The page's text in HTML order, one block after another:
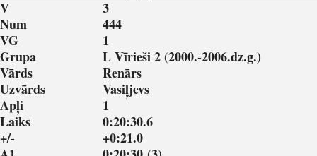
V
3
Num
444
VG
1
Grupa
L Vīrieši 2 (2000.-2006.dz.g.)
Vārds
Renārs
Uzvārds
Vasiļjevs
Apļi
1
Laiks
0:20:30.6
+/-
+0:21.0